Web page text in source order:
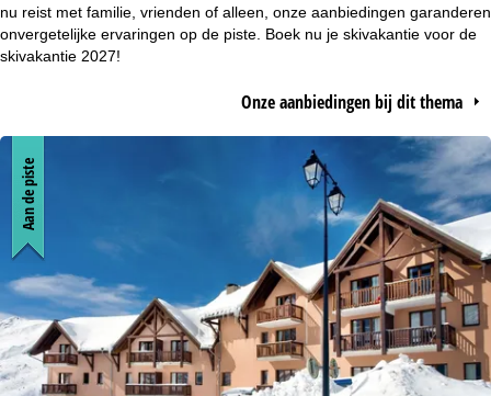
p
i
n
a
nu reist met familie, vrienden of alleen, onze aanbiedingen garanderen
onvergetelijke ervaringen op de piste. Boek nu je skivakantie voor de
skivakantie 2027!
Onze aanbiedingen bij dit thema
Aan de piste